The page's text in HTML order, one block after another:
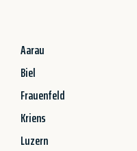
Aarau
Biel
Frauenfeld
Kriens
Luzern